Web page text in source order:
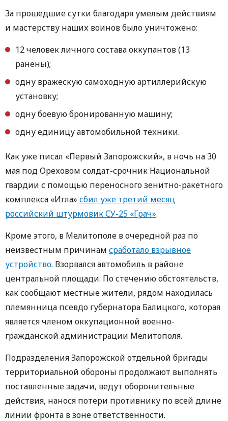
За прошедшие сутки благодаря умелым действиям
и мастерству наших воинов было уничтожено:
12 человек личного состава оккупантов (13
ранены);
одну вражескую самоходную артиллерийскую
установку;
одну боевую бронированную машину;
одну единицу автомобильной техники.
Как уже писал «Первый Запорожский», в ночь на 30
мая под Ореховом солдат-срочник Национальной
гвардии с помощью переносного зенитно-ракетного
комплекса «Игла» сбил уже третий месяц
российский штурмовик СУ-25 «Грач».
Кроме этого, в Мелитополе в очередной раз по
неизвестным причинам сработало взрывное
устройство. Взорвался автомобиль в районе
центральной площади. По стечению обстоятельств,
как сообщают местные жители, рядом находилась
племянница псевдо губернатора Балицкого, которая
является членом оккупационной военно-
гражданской администрации Мелитополя.
Подразделения Запорожской отдельной бригады
территориальной обороны продолжают выполнять
поставленные задачи, ведут оборонительные
действия, нанося потери противнику по всей длине
линии фронта в зоне ответственности.